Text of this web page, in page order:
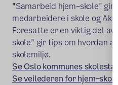
"Samarbeid hjem–skole"
medarbeidere i skole og AkS.
Foresatte er en viktig del av
skole" gir tips om hvordan
skolemiljø.
Se Oslo kommunes
Se veilederen for